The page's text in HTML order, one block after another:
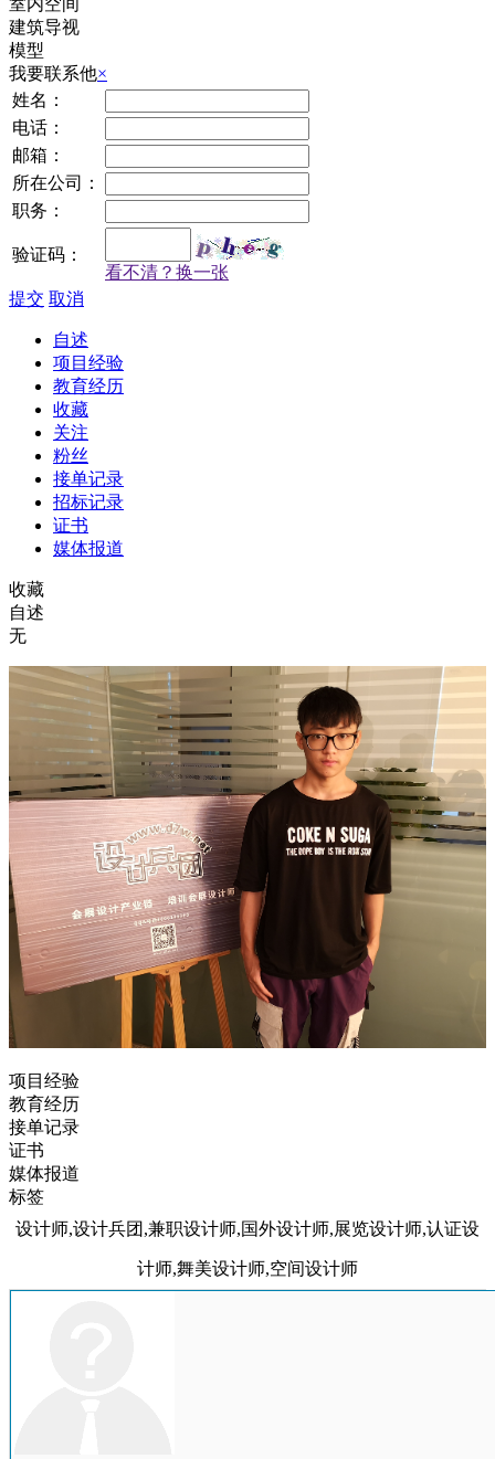
室内空间
建筑导视
模型
我要联系他×
姓名：
电话：
邮箱：
所在公司：
职务：
验证码：
看不清？换一张
提交 取消
自述
项目经验
教育经历
收藏
关注
粉丝
接单记录
招标记录
证书
媒体报道
收藏
自述
无
项目经验
教育经历
接单记录
证书
媒体报道
标签
设计师,设计兵团,兼职设计师,国外设计师,展览设计师,认证设
计师,舞美设计师,空间设计师